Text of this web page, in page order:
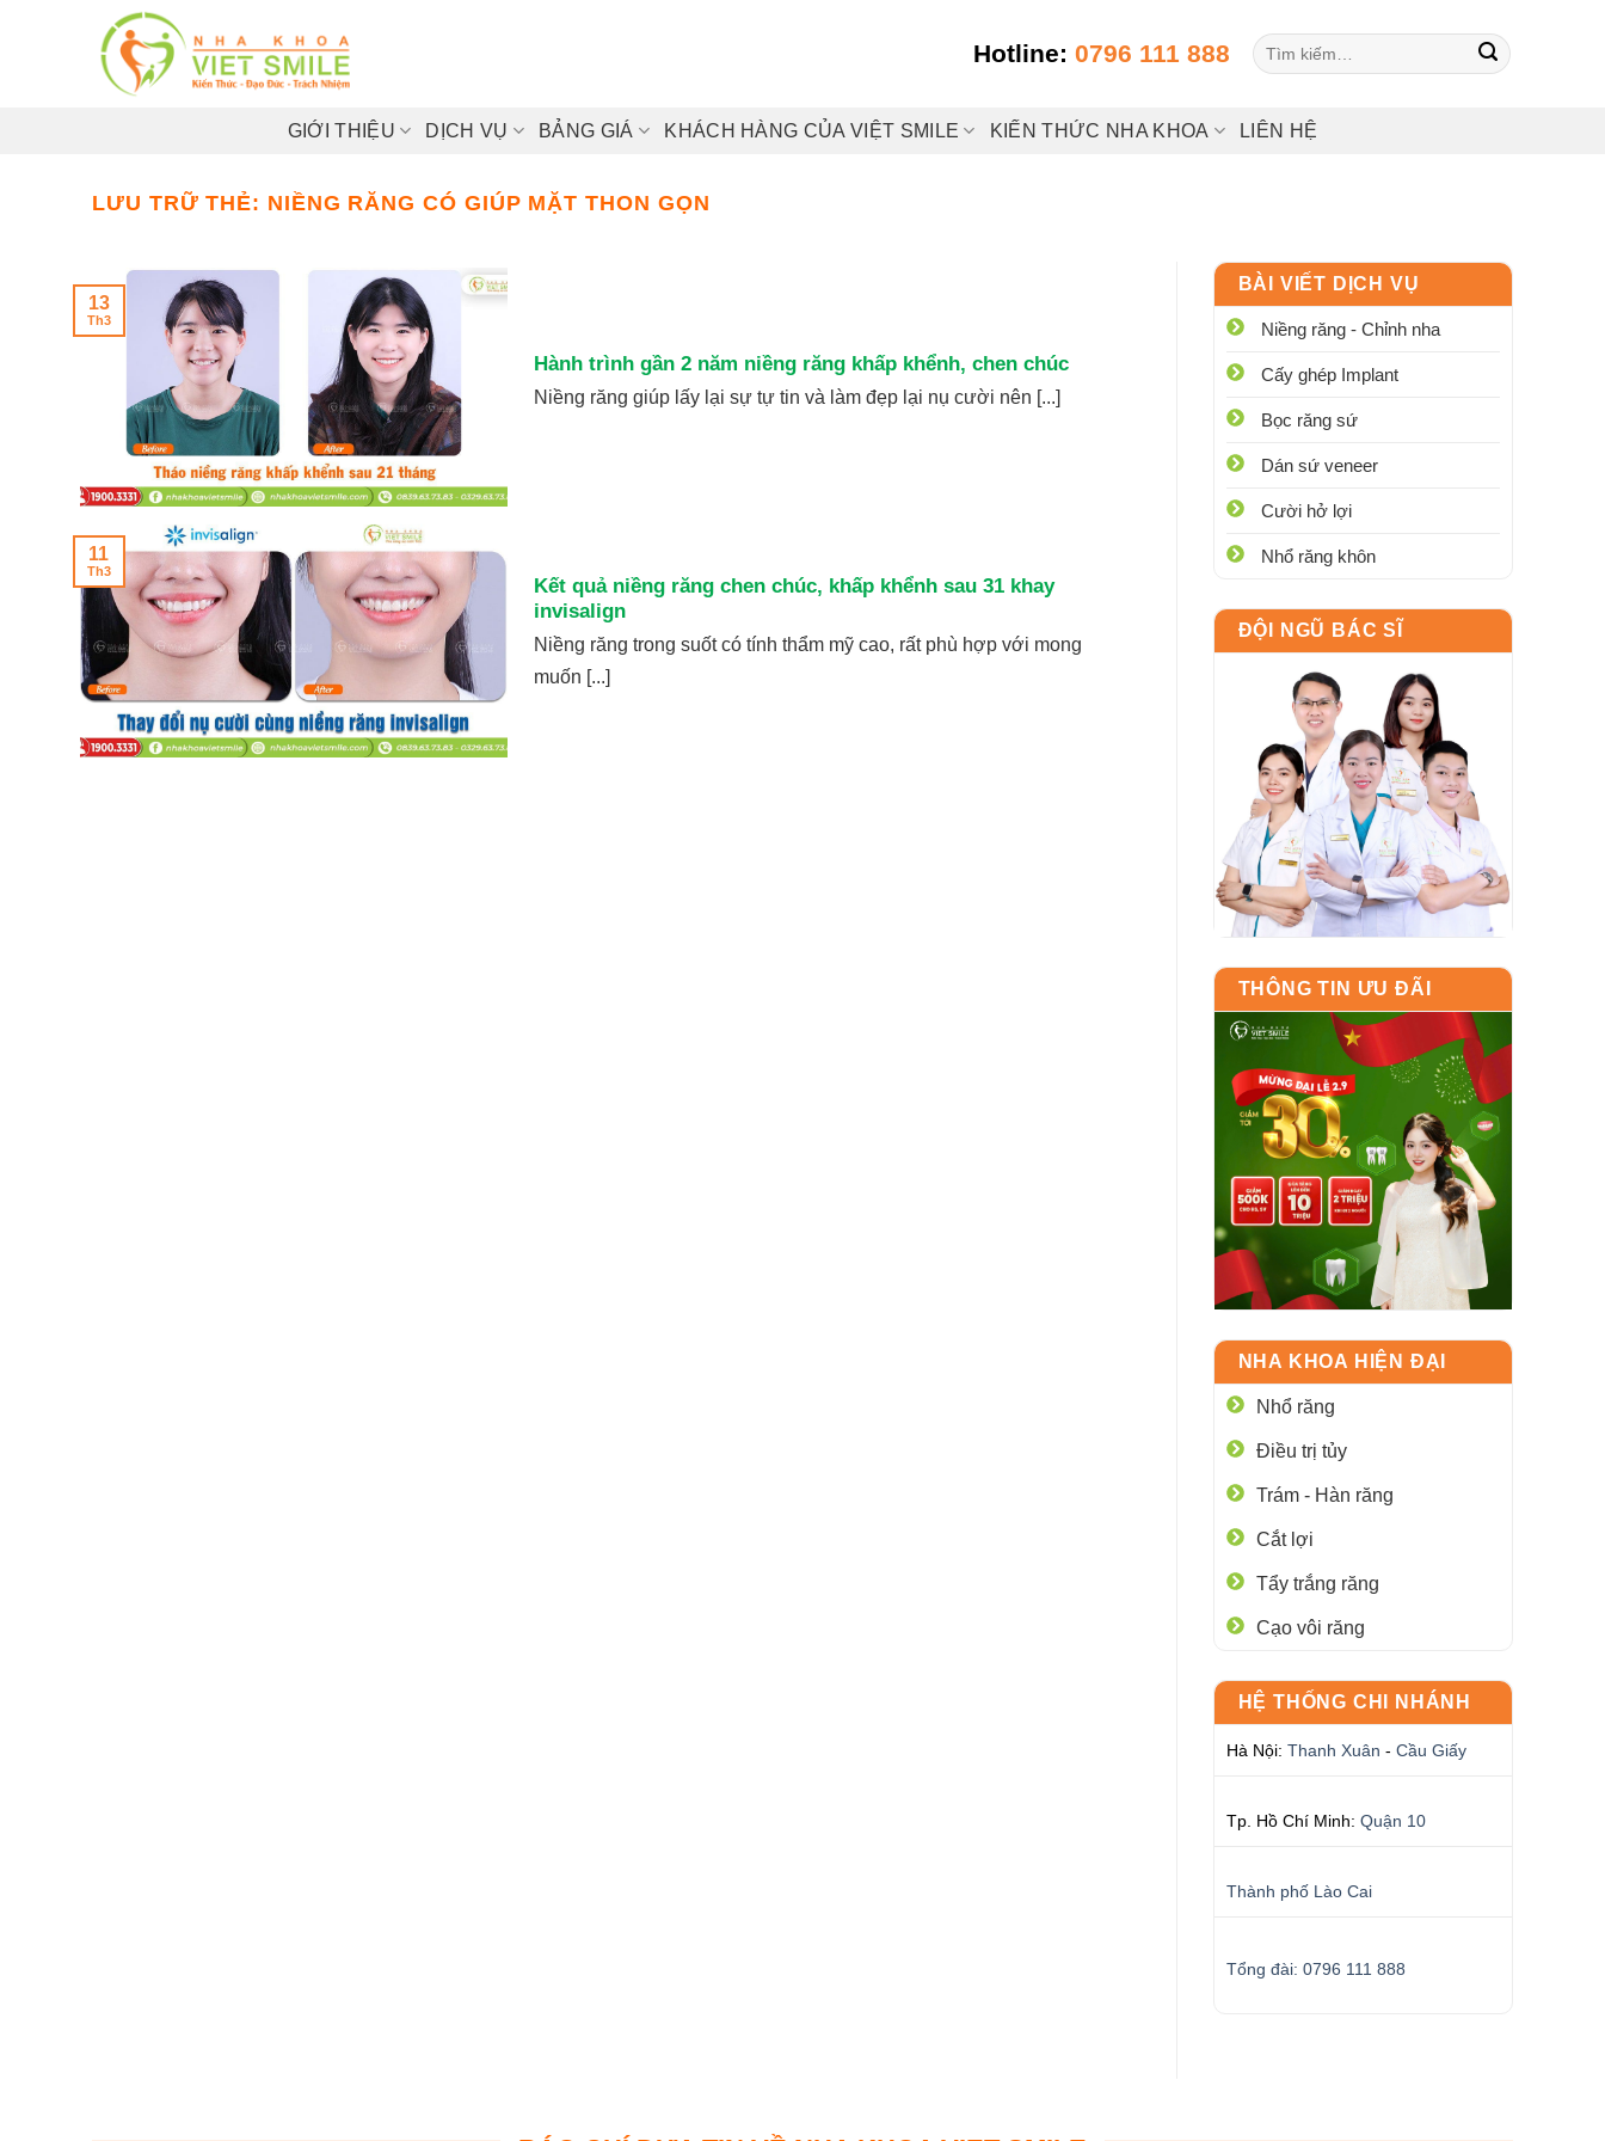
Hotline: 0796 111 888
Tìm
kiếm:
GIỚI THIỆU DỊCH VỤ BẢNG GIÁ KHÁCH HÀNG CỦA VIỆT SMILE KIẾN THỨC NHA KHOA LIÊN HỆ
LƯU TRỮ THẺ: NIỀNG RĂNG CÓ GIÚP MẶT THON GỌN
Hành trình gần 2 năm niềng răng khấp khểnh, chen chúc
Niềng răng giúp lấy lại sự tự tin và làm đẹp lại nụ cười nên [...]
13
Th3
Kết quả niềng răng chen chúc, khấp khểnh sau 31 khay
invisalign
Niềng răng trong suốt có tính thẩm mỹ cao, rất phù hợp với mong
muốn [...]
11
Th3
BÀI VIẾT DỊCH VỤ
Niềng răng - Chỉnh nha
Cấy ghép Implant
Bọc răng sứ
Dán sứ veneer
Cười hở lợi
Nhổ răng khôn
ĐỘI NGŨ BÁC SĨ
THÔNG TIN ƯU ĐÃI
NHA KHOA HIỆN ĐẠI
Nhổ răng
Điều trị tủy
Trám - Hàn răng
Cắt lợi
Tẩy trắng răng
Cạo vôi răng
HỆ THỐNG CHI NHÁNH
Hà Nội: Thanh Xuân - Cầu Giấy
Tp. Hồ Chí Minh: Quận 10
Thành phố Lào Cai
Tổng đài: 0796 111 888